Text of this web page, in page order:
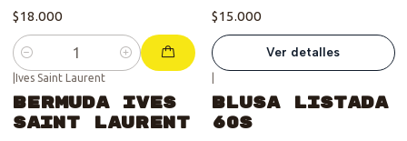
$18.000
Cantidad
$15.000
Ver detalles
Ives Saint Laurent
Bermuda Ives
Saint Laurent
Blusa listada
60s